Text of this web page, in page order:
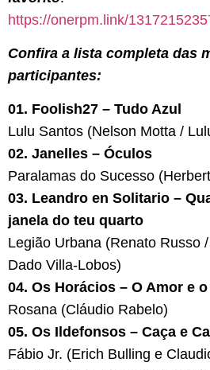
https://onerpm.link/
Confira a lista completa das
participantes:
01. Foolish27 – Tudo Azul
Lulu Santos (Nelson Motta /
02. Janelles – Óculos
Paralamas do Sucesso
03. Leandro en Solitario –
janela do teu quarto
Legião Urbana (Renato Russo
Dado Villa-Lobos)
04. Os Horácios – O Amor e
Rosana (Cláudio Rabelo)
05. Os Ildefonsos – Caça e
Fábio Jr. (Erich Bulling e